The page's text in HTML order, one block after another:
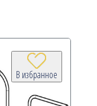
В избранное